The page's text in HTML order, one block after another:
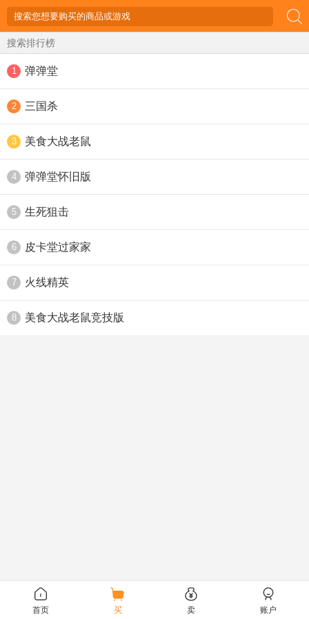
搜索排行榜
1 弹弹堂
2 三国杀
3 美食大战老鼠
4 弹弹堂怀旧版
5 生死狙击
6 皮卡堂过家家
7 火线精英
8 美食大战老鼠竞技版
首页 买 卖 账户